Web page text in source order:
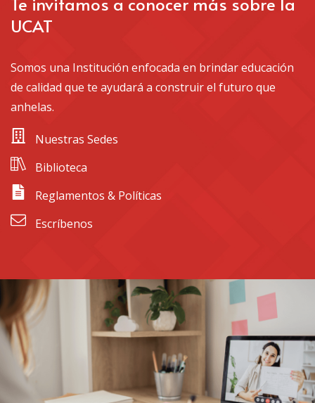
UCAT
Somos una Institución enfocada en brindar educación
de calidad que te ayudará a construir el futuro que
anhelas.
Nuestras Sedes
Biblioteca
Reglamentos & Políticas
Escríbenos